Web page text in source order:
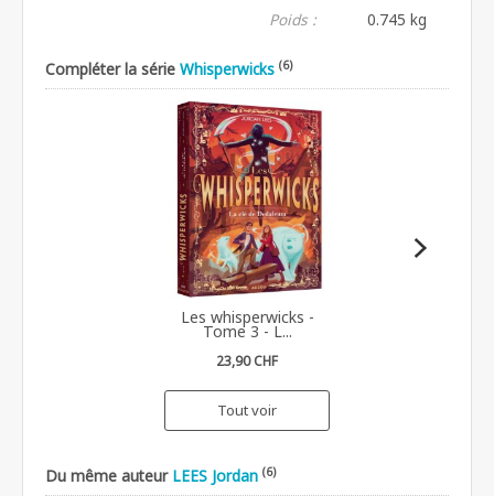
Poids :
0.745 kg
Compléter la série Whisperwicks (6)
Les whisperwicks -
Tome 3 - L...
23,90 CHF
Tout voir
Du même auteur LEES Jordan (6)